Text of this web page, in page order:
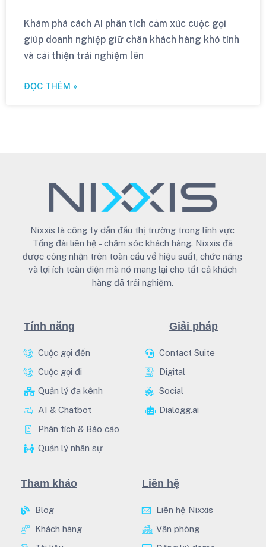
Khám phá cách AI phân tích cảm xúc cuộc gọi
giúp doanh nghiệp giữ chân khách hàng khó tính
và cải thiện trải nghiệm lên
ĐỌC THÊM »
Nixxis là công ty dẫn đầu thị trường trong lĩnh vực
Tổng đài liên hệ – chăm sóc khách hàng. Nixxis đã
được công nhận trên toàn cầu về hiệu suất, chức năng
và lợi ích toàn diện mà nó mang lại cho tất cả khách
hàng đã trải nghiệm.
Tính năng
Cuộc gọi đến
Cuộc gọi đi
Quản lý đa kênh
AI & Chatbot
Phân tích & Báo cáo
Quản lý nhân sự
Giải pháp
Contact Suite
Digital
Social
Dialogg.ai
Tham khảo
Blog
Khách hàng
Liên hệ
Liên hệ Nixxis
Văn phòng